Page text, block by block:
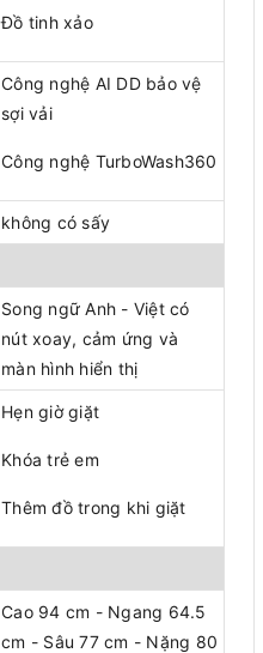
Đồ tinh xảo
Công nghệ AI DD bảo vệ
sợi vải
Công nghệ TurboWash360
không có sấy
Song ngữ Anh - Việt có
nút xoay, cảm ứng và
màn hình hiển thị
Hẹn giờ giặt
Khóa trẻ em
Thêm đồ trong khi giặt
Cao 94 cm - Ngang 64.5
cm - Sâu 77 cm - Nặng 80